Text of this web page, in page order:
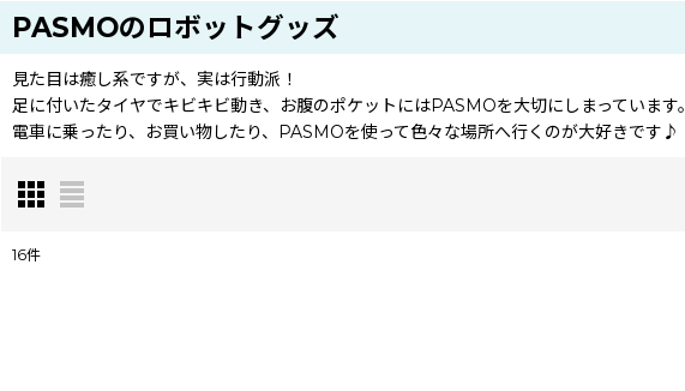
PASMOのロボットグッズ
見た目は癒し系ですが、実は行動派！
足に付いたタイヤでキビキビ動き、お腹のポケットにはPASMOを大切にしまっています。
電車に乗ったり、お買い物したり、PASMOを使って色々な場所へ行くのが大好きです♪
16件